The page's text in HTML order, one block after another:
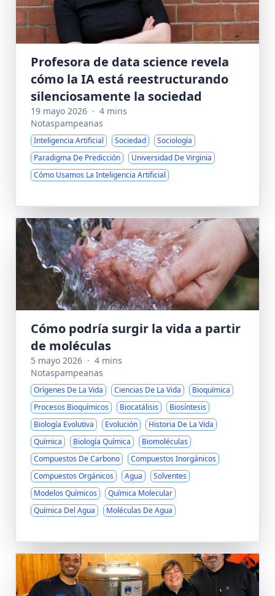
Profesora de data science revela
cómo la IA está reestructurando
silenciosamente la sociedad
19 mayo 2026 · 4 mins
Notaspampeanas
Inteligencia Artificial Sociedad
Sociología
Paradigma De Predicción
Universidad De Virginia
Cómo Usamos La Inteligencia Artificial
Cómo podría surgir la vida a partir
de moléculas
5 mayo 2026 · 4 mins
Notaspampeanas
Orígenes De La Vida Ciencias De La Vida
Bioquímica
Procesos Bioquímicos
Biocatálisis
Biosíntesis
Biología Evolutiva
Evolución
Historia De La Vida
Química
Biología Química
Biomoléculas
Compuestos De Carbono
Compuestos Inorgánicos
Compuestos Orgánicos
Agua
Solventes
Modelos Químicos
Química Molecular
Química Del Agua
Moléculas De Agua